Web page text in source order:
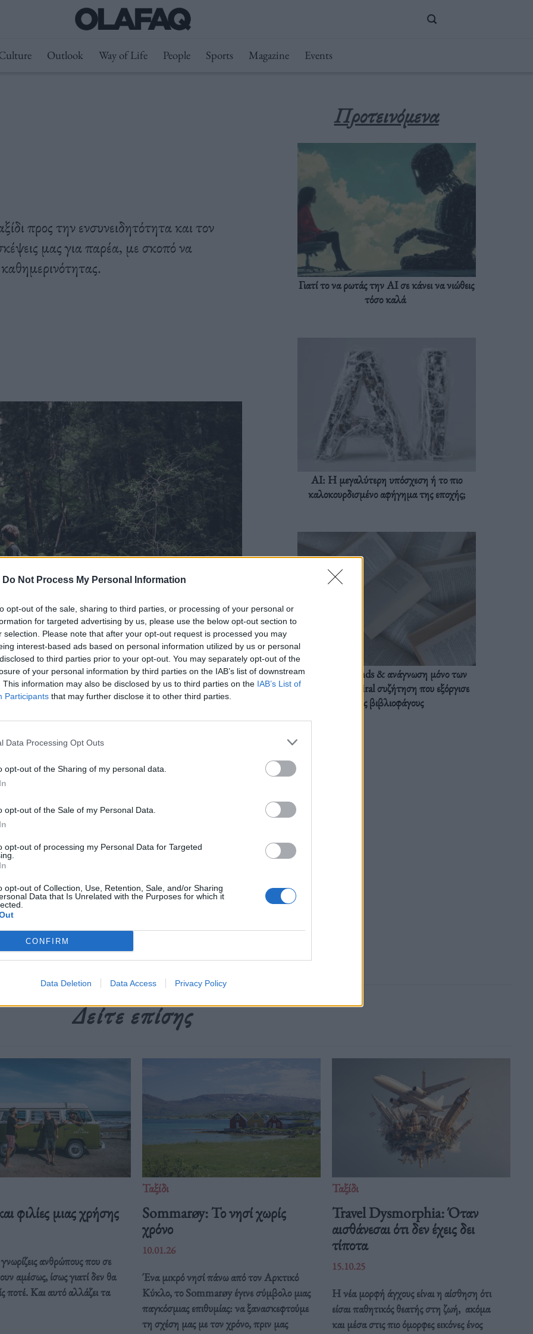
Do Not Process My Personal Information
opt-out of the sale, sharing to third parties, or processing of your personal or
for targeted advertising by us, please use the below opt-out section to
selection. Please note that after your opt-out request is processed you may
interest-based ads based on personal information utilized by us or personal
to third parties prior to your opt-out. You may separately opt-out of the
of your personal information by third parties on the IAB’s list of downstream
This information may also be disclosed by us to third parties on the IAB’s List of
Participants that may further disclose it to other third parties.
Data Processing Opt Outs
opt-out of the Sharing of my personal data.
opt-out of the Sale of my Personal Data.
opt-out of processing my Personal Data for Targeted
opt-out of Collection, Use, Retention, Sale, and/or Sharing
Data that Is Unrelated with the Purposes for which it
CONFIRM
Data Deletion Data Access Privacy Policy
Outlook Way of Life People Sports Magazine Events
προς την ενσυνειδητότητα και τον
μας για παρέα, με σκοπό να
προς την ενσυνειδητότητα και τον
μας για παρέα, με σκοπό να
καθημερινότητας.
,καθημερινότητα,Σιωπή,σιωπηλά ταξίδια,φύση,χάος
Προτεινόμενα
Γιατί το να ρωτάς την AI σε κάνει να νιώθεις
τόσο καλά
AI: Η μεγαλύτερη υπόσχεση ή το πιο
καλοκουρδισμένο αφήγημα της εποχής;
BookTok trends & ανάγνωση μόνο των
διαλόγων: Η viral συζήτηση που εξόργισε
τους βιβλιοφάγους
Δείτε επίσης
φιλίες μιας χρήσης
ανθρώπους που σε
αμέσως, ίσως γιατί δεν θα
ποτέ. Και αυτό αλλάζει τα
Ταξίδι
Sommarøy: Το νησί χωρίς
χρόνο
10.01.26
Ένα μικρό νησί πάνω από τον Αρκτικό
Κύκλο, το Sommarøy έγινε σύμβολο μιας
παγκόσμιας επιθυμίας: να ξανασκεφτούμε
τη σχέση μας με τον χρόνο, πριν μας
Ταξίδι
Travel Dysmorphia: Όταν
αισθάνεσαι ότι δεν έχεις δει
τίποτα
15.10.25
Η νέα μορφή άγχους είναι η αίσθηση ότι
είσαι παθητικός θεατής στη ζωή, ακόμα
και μέσα στις πιο όμορφες εικόνες ένος